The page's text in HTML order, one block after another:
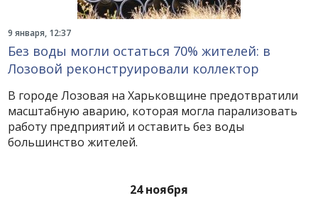
9 января, 12:37
Без воды могли остаться 70% жителей: в
Лозовой реконструировали коллектор
В городе Лозовая на Харьковщине предотвратили
масштабную аварию, которая могла парализовать
работу предприятий и оставить без воды
большинство жителей.
24 ноября